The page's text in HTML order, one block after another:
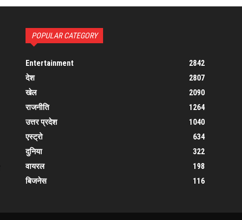
POPULAR CATEGORY
Entertainment
2842
देश
2807
खेल
2090
राजनीति
1264
उत्तर प्रदेश
1040
एस्ट्रो
634
दुनिया
322
वायरल
198
बिजनेस
116